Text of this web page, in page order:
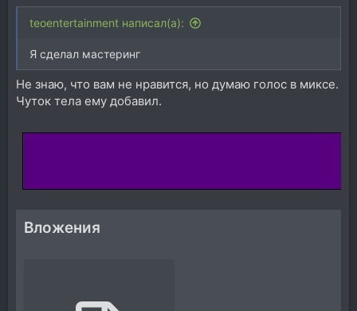
teoentertainment написал(а):
Я сделал мастеринг
Не знаю, что вам не нравится, но думаю голос в миксе.
Чуток тела ему добавил.
Вложения